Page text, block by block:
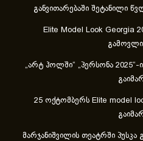
განვითარებაში შეტანილი
Elite Model Look Georgia
„არტ ჰოლში“ „პერსონა
25 ოქტომბერს Elite model
მარჯანიშვილის თეატრში